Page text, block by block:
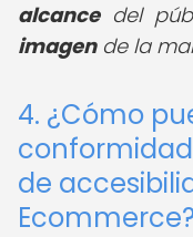
alcancedel
imagende la
4. ¿Cómo
de